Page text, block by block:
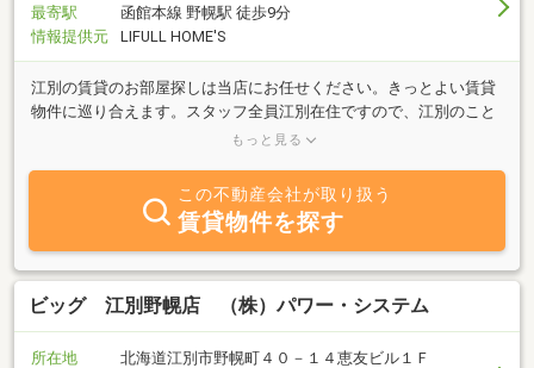
最寄駅
函館本線 野幌駅 徒歩9分
情報提供元
LIFULL HOME'S
江別の賃貸のお部屋探しは当店にお任せください。きっとよい賃貸
物件に巡り合えます。スタッフ全員江別在住ですので、江別のこと
ならなんでもお答え致します。押し売りはしませんので、ご心配な
もっと見る
この不動産会社が取り扱う
賃貸物件を探す
ビッグ 江別野幌店 （株）パワー・システム
所在地
北海道江別市野幌町４０－１４恵友ビル１Ｆ